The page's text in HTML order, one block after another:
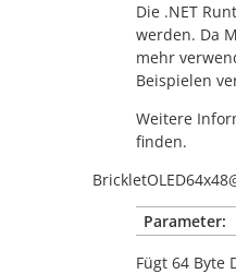
Die .NET
werden. Da
mehr
Beispielen
Weitere
finden.
BrickletOLED64x48
Parameter:
Fügt 64 Byte